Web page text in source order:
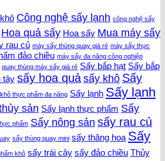
Công nghệ sấy lạnh công nghệ sấy
Hoa quả sấy Hoa sấy Mua máy sấy
rau củ máy sấy thùng quay giá rẻ máy sấy thực
đảo chiều máy sấy đa năng công nghiệp
quay thùng máy sấy giá rẻ Sấy bắp hạt Sấy bắp
tây sấy hoa quả sấy khô Sấy
thực phẩm đa năng Sấy lạnh Sấy lạnh
sản Sấy lạnh thực phẩm Sấy
phẩm Sấy nông sản sấy rau củ
sấy thùng quay mini sấy thăng hoa Sấy
khô sấy trái cây sấy đảo chiều Thủy